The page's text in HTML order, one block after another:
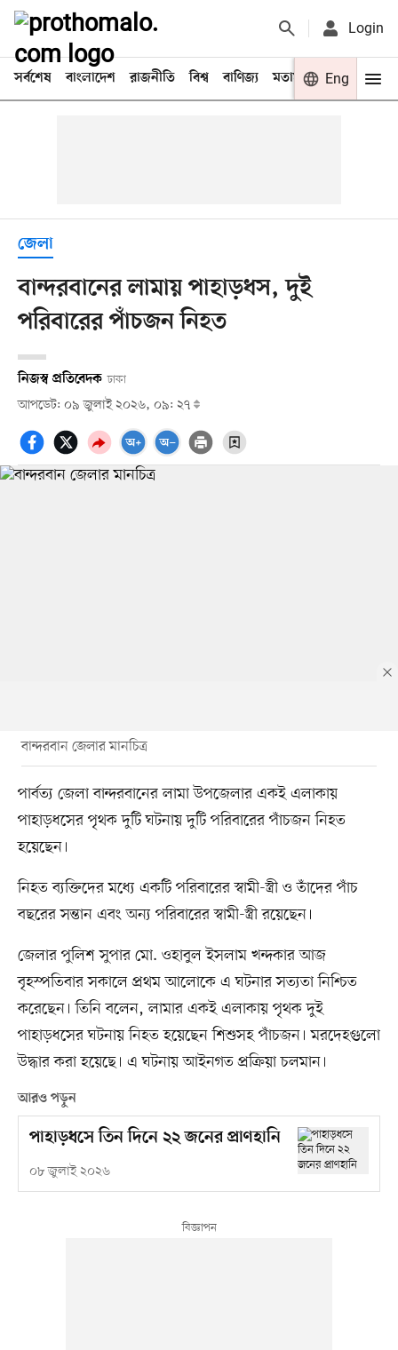
Login
সর্বশেষ বাংলাদেশ রাজনীতি বিশ্ব বাণিজ্য মতামত খেলা
Eng
জেলা
বান্দরবানের লামায় পাহাড়ধস, দুই
পরিবারের পাঁচজন নিহত
নিজস্ব প্রতিবেদক ঢাকা
আপডেট: ০৯ জুলাই ২০২৬, ০৯: ২৭
বান্দরবান জেলার মানচিত্র
পার্বত্য জেলা বান্দরবানের লামা উপজেলার একই এলাকায়
পাহাড়ধসের পৃথক দুটি ঘটনায় দুটি পরিবারের পাঁচজন নিহত
হয়েছেন।
নিহত ব্যক্তিদের মধ্যে একটি পরিবারের স্বামী-স্ত্রী ও তাঁদের পাঁচ
বছরের সন্তান এবং অন্য পরিবারের স্বামী-স্ত্রী রয়েছেন।
জেলার পুলিশ সুপার মো. ওহাবুল ইসলাম খন্দকার আজ
বৃহস্পতিবার সকালে প্রথম আলোকে এ ঘটনার সত্যতা নিশ্চিত
করেছেন। তিনি বলেন, লামার একই এলাকায় পৃথক দুই
পাহাড়ধসের ঘটনায় নিহত হয়েছেন শিশুসহ পাঁচজন। মরদেহগুলো
উদ্ধার করা হয়েছে। এ ঘটনায় আইনগত প্রক্রিয়া চলমান।
আরও পড়ুন
পাহাড়ধসে তিন দিনে ২২ জনের প্রাণহানি
০৮ জুলাই ২০২৬